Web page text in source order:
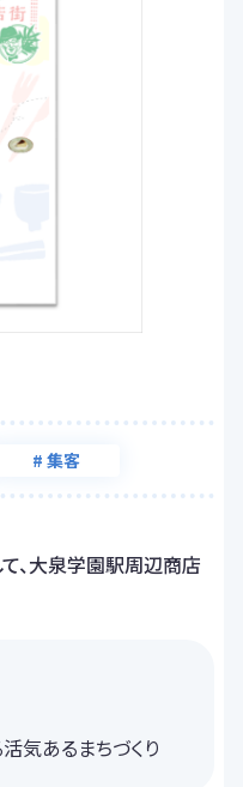
# 集客
、大泉学園駅周辺商店
気あるまちづくり